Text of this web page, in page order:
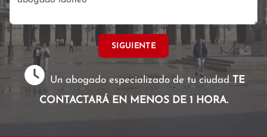
SIGUIENTE
Un abogado especializado de tu ciudadTE
CONTACTARÁ EN MENOS DE 1 HORA.